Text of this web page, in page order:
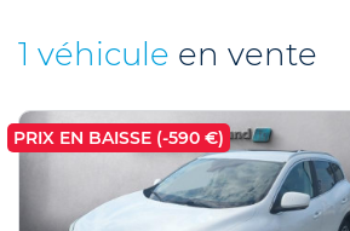
1 véhicule en vente
PRIX EN BAISSE (-590 €)